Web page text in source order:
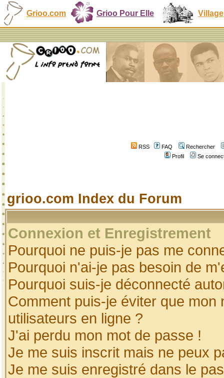
Grioo.com Grioo Pour Elle Village
RSS FAQ
Rechercher
Profil
Se
grioo.com Index du Forum
Connexion et Enregistrement
Pourquoi ne puis-je pas me
Pourquoi n'ai-je pas besoin de
Pourquoi suis-je déconnecté
Comment puis-je éviter que
utilisateurs en ligne ?
J'ai perdu mon mot de passe !
Je me suis inscrit mais ne peux
Je me suis enregistré dans le